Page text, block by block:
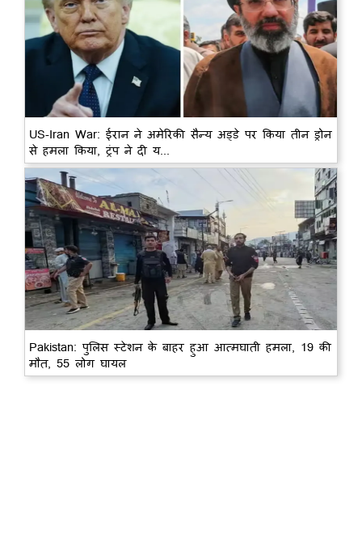
US-Iran War: ईरान ने अमेरिकी सैन्य अड्डे पर किया तीन ड्रोन
से हमला किया, ट्रंप ने दी य...
Pakistan: पुलिस स्टेशन के बाहर हुआ आत्मघाती हमला, 19 की
मौत, 55 लोग घायल